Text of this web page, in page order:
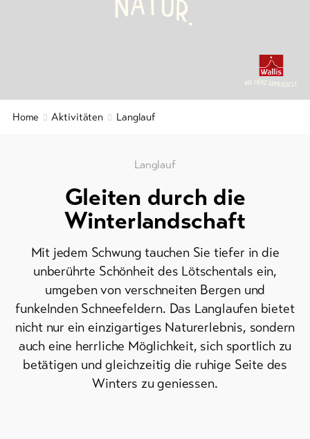
Webcams
Wetter
Ski
Zur
Skipässe
Bike-
Tickets
R.
Home Aktivitäten Langlauf
Langlauf
Gleiten durch die
Winterlandschaft
Mit jedem Schwung tauchen Sie tiefer in die
unberührte Schönheit des Lötschentals ein,
umgeben von verschneiten Bergen und
funkelnden Schneefeldern. Das Langlaufen bietet
nicht nur ein einzigartiges Naturerlebnis, sondern
auch eine herrliche Möglichkeit, sich sportlich zu
betätigen und gleichzeitig die ruhige Seite des
Winters zu geniessen.